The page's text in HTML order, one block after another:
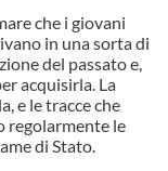
che i giovani
in una sorta di
del passato e,
acquisirla. La
e le tracce che
regolarmente le
di Stato.